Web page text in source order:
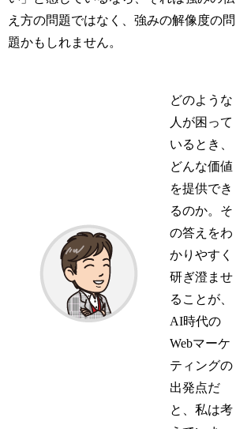
え方の問題ではなく、強みの解像度の問
題かもしれません。
どのような
人が困って
いるとき、
どんな価値
を提供でき
るのか。そ
の答えをわ
かりやすく
研ぎ澄ませ
ることが、
AI時代の
Webマーケ
ティングの
出発点だ
と、私は考